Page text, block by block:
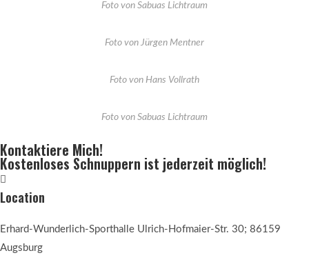
Foto von Sabuas Lichtraum
Foto von Jürgen Mentner
Foto von Hans Vollrath
Foto von Sabuas Lichtraum
Kontaktiere Mich!
Kostenloses Schnuppern ist jederzeit möglich!
Location
Erhard-Wunderlich-Sporthalle Ulrich-Hofmaier-Str. 30; 86159
Augsburg